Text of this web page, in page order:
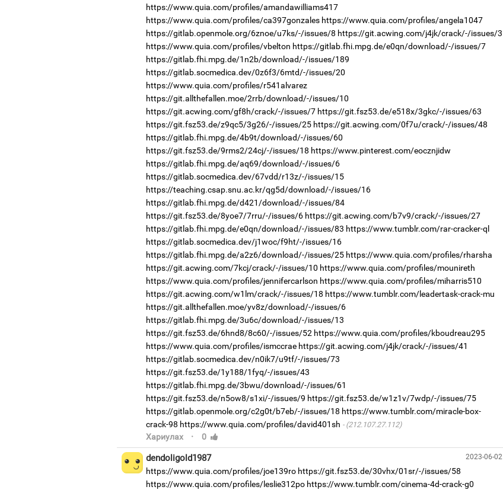
https://www.quia.com/profiles/amandawilliams417
https://www.quia.com/profiles/ca397gonzales https://www.quia.com/profiles/angela1047
https://gitlab.openmole.org/6znoe/u7ks/-/issues/8 https://git.acwing.com/j4jk/crack/-/issues/3
https://www.quia.com/profiles/vbelton https://gitlab.fhi.mpg.de/e0qn/download/-/issues/7
https://gitlab.fhi.mpg.de/1n2b/download/-/issues/189
https://gitlab.socmedica.dev/0z6f3/6mtd/-/issues/20
https://www.quia.com/profiles/r541alvarez
https://git.allthefallen.moe/2rrb/download/-/issues/10
https://git.acwing.com/gf8h/crack/-/issues/7 https://git.fsz53.de/e518x/3gkc/-/issues/63
https://git.fsz53.de/z9qc5/3g26/-/issues/25 https://git.acwing.com/0f7u/crack/-/issues/48
https://gitlab.fhi.mpg.de/4b9t/download/-/issues/60
https://git.fsz53.de/9rms2/24cj/-/issues/18 https://www.pinterest.com/eocznjidw
https://gitlab.fhi.mpg.de/aq69/download/-/issues/6
https://gitlab.socmedica.dev/67vdd/r13z/-/issues/15
https://teaching.csap.snu.ac.kr/qg5d/download/-/issues/16
https://gitlab.fhi.mpg.de/d421/download/-/issues/84
https://git.fsz53.de/8yoe7/7rru/-/issues/6 https://git.acwing.com/b7v9/crack/-/issues/27
https://gitlab.fhi.mpg.de/e0qn/download/-/issues/83 https://www.tumblr.com/rar-cracker-ql
https://gitlab.socmedica.dev/j1woc/f9ht/-/issues/16
https://gitlab.fhi.mpg.de/a2z6/download/-/issues/25 https://www.quia.com/profiles/rharsha
https://git.acwing.com/7kcj/crack/-/issues/10 https://www.quia.com/profiles/mounireth
https://www.quia.com/profiles/jennifercarlson https://www.quia.com/profiles/miharris510
https://git.acwing.com/w1lm/crack/-/issues/18 https://www.tumblr.com/leadertask-crack-mu
https://git.allthefallen.moe/yv8z/download/-/issues/6
https://gitlab.fhi.mpg.de/3u6c/download/-/issues/13
https://git.fsz53.de/6hnd8/8c60/-/issues/52 https://www.quia.com/profiles/kboudreau295
https://www.quia.com/profiles/ismccrae https://git.acwing.com/j4jk/crack/-/issues/41
https://gitlab.socmedica.dev/n0ik7/u9tf/-/issues/73
https://git.fsz53.de/1y188/1fyq/-/issues/43
https://gitlab.fhi.mpg.de/3bwu/download/-/issues/61
https://git.fsz53.de/n5ow8/s1xi/-/issues/9 https://git.fsz53.de/w1z1v/7wdp/-/issues/75
https://gitlab.openmole.org/c2g0t/b7eb/-/issues/18 https://www.tumblr.com/miracle-box-
crack-98 https://www.quia.com/profiles/david401sh (212.107.27.112)
Хариулах · 0
2023-06-02
dendoligold1987
https://www.quia.com/profiles/joe139ro https://git.fsz53.de/30vhx/01sr/-/issues/58
https://www.quia.com/profiles/leslie312po https://www.tumblr.com/cinema-4d-crack-g0